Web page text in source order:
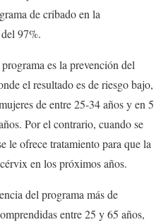
de cribado en la
97%.
es la prevención del
el resultado es de riesgo bajo,
de entre 25-34 años y en 5
Por el contrario, cuando se
le ofrece tratamiento para que la
en los próximos años.
del programa más de
entre 25 y 65 años,